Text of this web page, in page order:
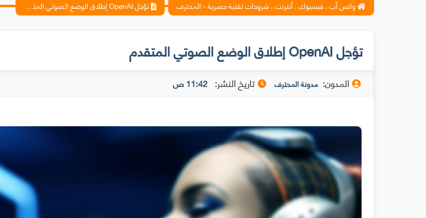
واتس آب ، فيسبوك ، أنترنت ، شروحات تقنية حصرية - المحترف تؤجل OpenAI إطلاق الوضع الصوتي المتقدم
تؤجل OpenAI إطلاق الوضع الصوتي المتقدم
المدون: مدونة المحترف تاريخ النشر: 11:42 ص